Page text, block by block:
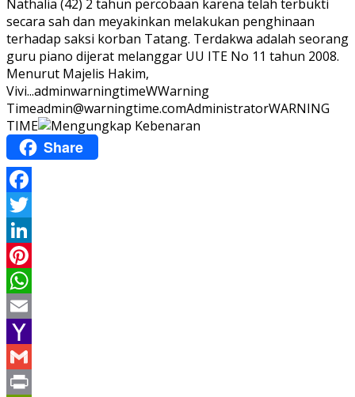
Nathalia (42) 2 tahun percobaan karena telah terbukti
secara sah dan meyakinkan melakukan penghinaan
terhadap saksi korban Tatang. Terdakwa adalah seorang
guru piano dijerat melanggar UU ITE No 11 tahun 2008.
Menurut Majelis Hakim,
Vivi...adminwarningtimeWWarning
Timeadmin@warningtime.comAdministratorWARNING
TIME
Share
Facebook
Twitter
LinkedIn
Pinterest
WhatsApp
Email
Yahoo
Mail
Gmail